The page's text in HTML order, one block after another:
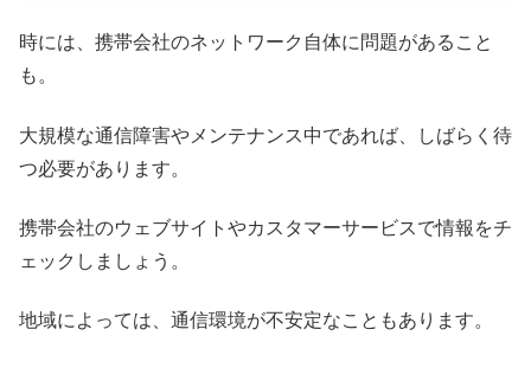
時には、携帯会社のネットワーク自体に問題があること
も。
大規模な通信障害やメンテナンス中であれば、しばらく待
つ必要があります。
携帯会社のウェブサイトやカスタマーサービスで情報をチ
ェックしましょう。
地域によっては、通信環境が不安定なこともあります。